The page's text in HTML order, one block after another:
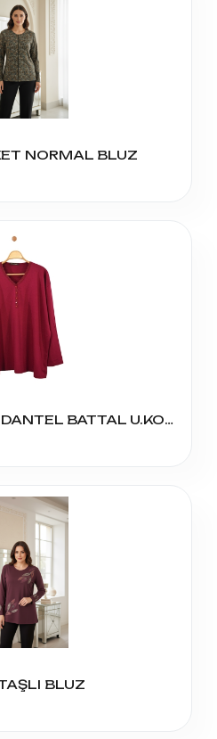
NORMAL BLUZ
KADIN LİKRALI DÜZ DANTEL BATTAL U.KOL BLUZ
BLUZ